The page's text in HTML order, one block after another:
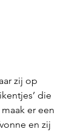
zij op
die
er een
en zij